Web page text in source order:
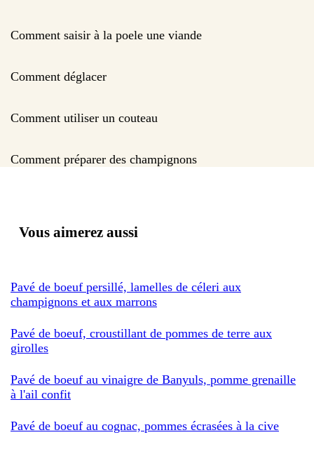
Comment saisir à la poele une viande
Comment déglacer
Comment utiliser un couteau
Comment préparer des champignons
Vous aimerez aussi
Pavé de boeuf persillé, lamelles de céleri aux
champignons et aux marrons
Pavé de boeuf, croustillant de pommes de terre aux
girolles
Pavé de boeuf au vinaigre de Banyuls, pomme grenaille
à l'ail confit
Pavé de boeuf au cognac, pommes écrasées à la cive